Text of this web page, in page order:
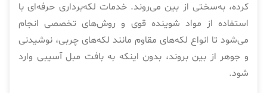
کرده، به‌سختی از بین می‌روند. خدمات لکه‌برداری حرفه‌ای با
استفاده از مواد شوینده قوی و روش‌های تخصصی انجام
می‌شود تا انواع لکه‌های مقاوم مانند لکه‌های چربی، نوشیدنی
و جوهر از بین بروند، بدون اینکه به بافت مبل آسیبی وارد
شود.